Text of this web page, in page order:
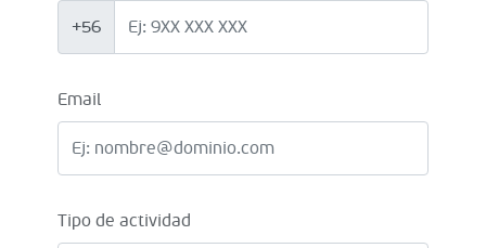
+56
Email
Tipo de actividad